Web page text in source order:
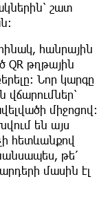
շատ
հանրային
թղթային
Նոր կարգը
վճարումներ՝
միջոցով։
են այս
հետևանքով
թե՛
մասին էլ